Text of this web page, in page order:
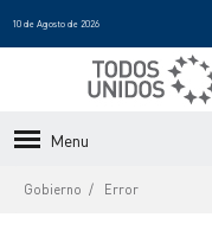
10 de Agosto de 2026
Menu
Gobierno Error